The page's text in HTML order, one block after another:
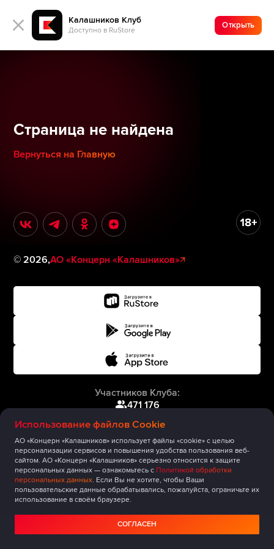
Калашников Клуб
Доступно в RuStore
Открыть
Использование файлов Cookie
АО «Концерн «Калашников» использует файлы «cookie» с целью
персонализации сервисов и повышения удобства пользования веб-
сайтом. АО «Концерн «Калашников» серьезно относится к защите
персональных данных — ознакомьтесь с Политикой обработки
персональных данных. Если Вы не хотите, чтобы Ваши
пользовательские данные обрабатывались, пожалуйста, ограничьте их
использование в своём браузере.
СОГЛАСЕН
Страница не найдена
Вернуться на Главную
©2026,АО «Концерн «Калашников»
Участников Клуба:
471 176